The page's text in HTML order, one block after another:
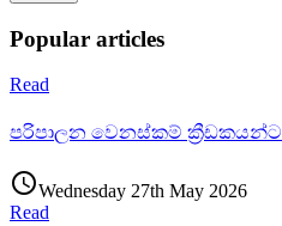
Popular articles
Read
පරිපාලන වෙනස්කම් ක්‍රීඩකයන්ට
access_timeWednesday 27th May 2026
Read